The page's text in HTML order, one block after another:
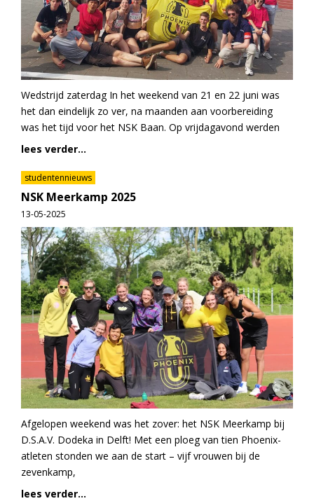
Wedstrijd zaterdag In het weekend van 21 en 22 juni was
het dan eindelijk zo ver, na maanden aan voorbereiding
was het tijd voor het NSK Baan. Op vrijdagavond werden
lees verder...
studentennieuws
NSK Meerkamp 2025
13-05-2025
Afgelopen weekend was het zover: het NSK Meerkamp bij
D.S.A.V. Dodeka in Delft! Met een ploeg van tien Phoenix-
atleten stonden we aan de start – vijf vrouwen bij de
zevenkamp,
lees verder...